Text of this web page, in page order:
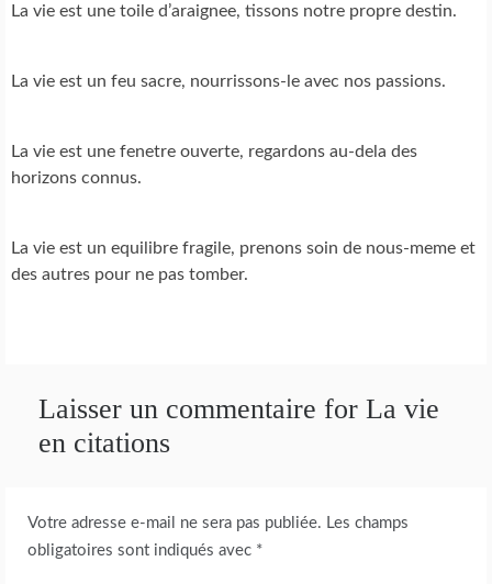
La vie est une toile d’araignee, tissons notre propre destin.
La vie est un feu sacre, nourrissons-le avec nos passions.
La vie est une fenetre ouverte, regardons au-dela des
horizons connus.
La vie est un equilibre fragile, prenons soin de nous-meme et
des autres pour ne pas tomber.
Laisser un commentaire for La vie
en citations
Votre adresse e-mail ne sera pas publiée. Les champs
obligatoires sont indiqués avec *